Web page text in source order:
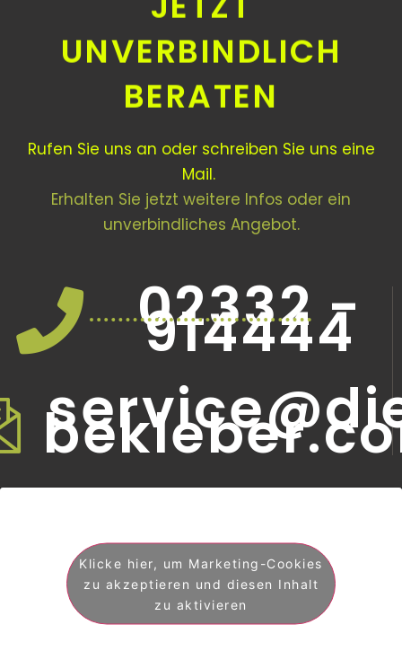
UNVERBINDLICH
BERATEN
Rufen Sie uns an oder schreiben Sie uns eine
Mail.
Erhalten Sie jetzt weitere Infos oder ein
unverbindliches Angebot.
02332 -
914444
Klicke hier, um Marketing-Cookies
zu akzeptieren und diesen Inhalt
zu aktivieren